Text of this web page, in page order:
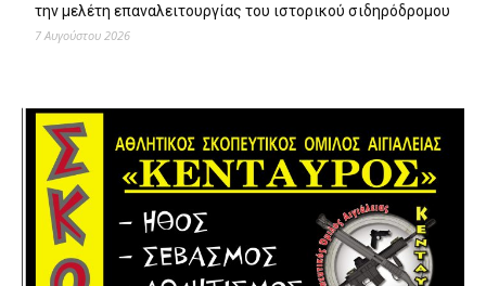
την μελέτη επαναλειτουργίας του ιστορικού σιδηρόδρομου
7 Αυγούστου 2026